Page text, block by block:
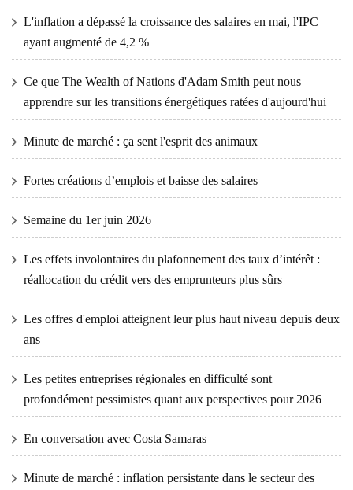
L'inflation a dépassé la croissance des salaires en mai, l'IPC
ayant augmenté de 4,2 %
Ce que The Wealth of Nations d'Adam Smith peut nous
apprendre sur les transitions énergétiques ratées d'aujourd'hui
Minute de marché : ça sent l'esprit des animaux
Fortes créations d’emplois et baisse des salaires
Semaine du 1er juin 2026
Les effets involontaires du plafonnement des taux d’intérêt :
réallocation du crédit vers des emprunteurs plus sûrs
Les offres d'emploi atteignent leur plus haut niveau depuis deux
ans
Les petites entreprises régionales en difficulté sont
profondément pessimistes quant aux perspectives pour 2026
En conversation avec Costa Samaras
Minute de marché : inflation persistante dans le secteur des